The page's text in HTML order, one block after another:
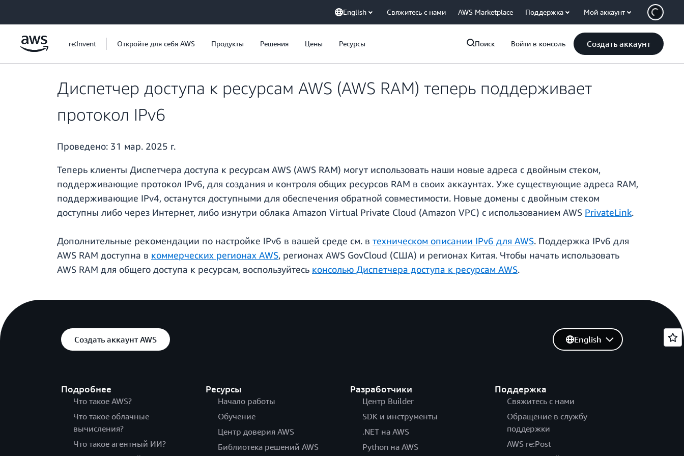
English Свяжитесь с нами AWS Marketplace Поддержка Мой аккаунт
re:Invent Откройте для себя AWS Продукты Решения Цены Ресурсы Поиск Войти в консоль Создать аккаунт
Диспетчер доступа к ресурсам AWS (AWS RAM) теперь поддерживает
протокол IPv6
Проведено: 31 мар. 2025 г.
Теперь клиенты Диспетчера доступа к ресурсам AWS (AWS RAM) могут использовать наши новые адреса с двойным стеком,
поддерживающие протокол IPv6, для создания и контроля общих ресурсов RAM в своих аккаунтах. Уже существующие адреса RAM,
поддерживающие IPv4, останутся доступными для обеспечения обратной совместимости. Новые домены с двойным стеком
доступны либо через Интернет, либо изнутри облака Amazon Virtual Private Cloud (Amazon VPC) с использованием AWS PrivateLink.
Дополнительные рекомендации по настройке IPv6 в вашей среде см. в техническом описании IPv6 для AWS. Поддержка IPv6 для
AWS RAM доступна в коммерческих регионах AWS, регионах AWS GovCloud (США) и регионах Китая. Чтобы начать использовать
AWS RAM для общего доступа к ресурсам, воспользуйтесь консолью Диспетчера доступа к ресурсам AWS.
Создать аккаунт AWS
Подробнее
Что такое AWS?
Что такое облачные
вычисления?
Что такое агентный ИИ?
Ресурсы
Начало работы
Обучение
Центр доверия AWS
Библиотека решений AWS
Разработчики
Центр Builder
SDK и инструменты
.NET на AWS
Python на AWS
Поддержка
Свяжитесь с нами
Обращение в службу
поддержки
AWS re:Post
English